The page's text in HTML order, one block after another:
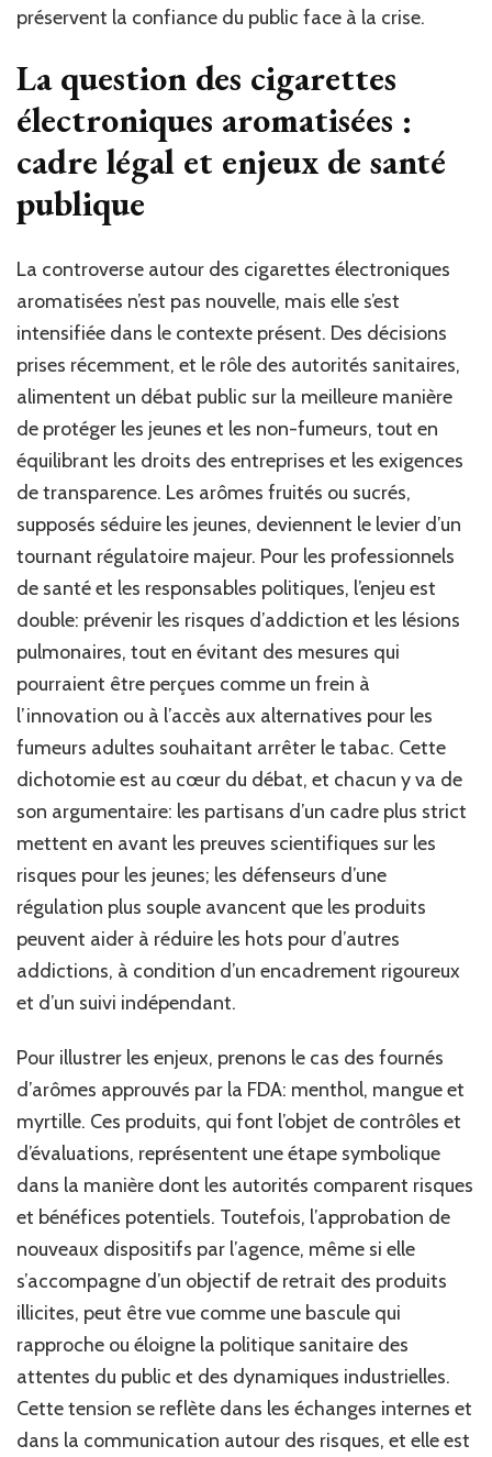
préservent la confiance du public face à la crise.
La question des cigarettes
électroniques aromatisées :
cadre légal et enjeux de santé
publique
La controverse autour des cigarettes électroniques
aromatisées n’est pas nouvelle, mais elle s’est
intensifiée dans le contexte présent. Des décisions
prises récemment, et le rôle des autorités sanitaires,
alimentent un débat public sur la meilleure manière
de protéger les jeunes et les non-fumeurs, tout en
équilibrant les droits des entreprises et les exigences
de transparence. Les arômes fruités ou sucrés,
supposés séduire les jeunes, deviennent le levier d’un
tournant régulatoire majeur. Pour les professionnels
de santé et les responsables politiques, l’enjeu est
double: prévenir les risques d’addiction et les lésions
pulmonaires, tout en évitant des mesures qui
pourraient être perçues comme un frein à
l’innovation ou à l’accès aux alternatives pour les
fumeurs adultes souhaitant arrêter le tabac. Cette
dichotomie est au cœur du débat, et chacun y va de
son argumentaire: les partisans d’un cadre plus strict
mettent en avant les preuves scientifiques sur les
risques pour les jeunes; les défenseurs d’une
régulation plus souple avancent que les produits
peuvent aider à réduire les hots pour d’autres
addictions, à condition d’un encadrement rigoureux
et d’un suivi indépendant.
Pour illustrer les enjeux, prenons le cas des fournés
d’arômes approuvés par la FDA: menthol, mangue et
myrtille. Ces produits, qui font l’objet de contrôles et
d’évaluations, représentent une étape symbolique
dans la manière dont les autorités comparent risques
et bénéfices potentiels. Toutefois, l’approbation de
nouveaux dispositifs par l’agence, même si elle
s’accompagne d’un objectif de retrait des produits
illicites, peut être vue comme une bascule qui
rapproche ou éloigne la politique sanitaire des
attentes du public et des dynamiques industrielles.
Cette tension se reflète dans les échanges internes et
dans la communication autour des risques, et elle est